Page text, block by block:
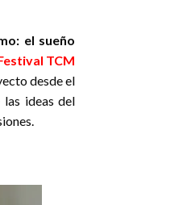
el sueño
TCM
desde el
las ideas del